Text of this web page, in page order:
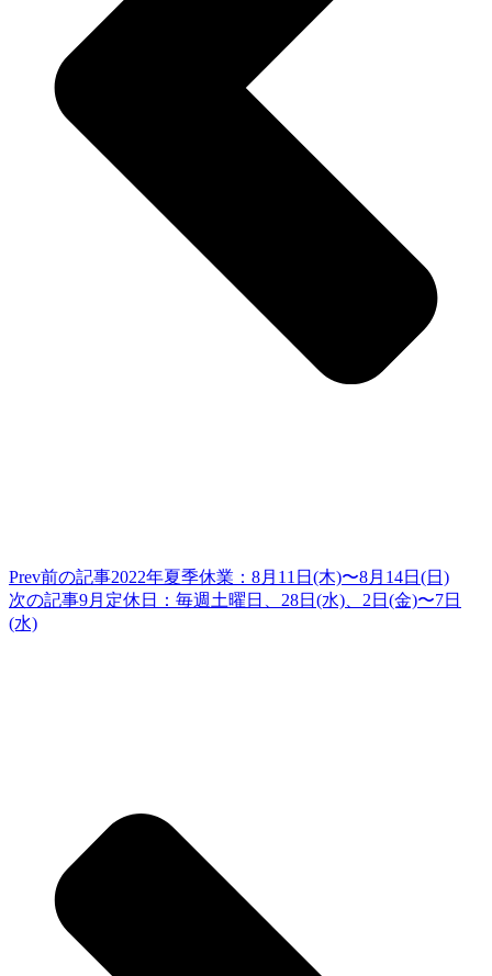
Prev前の記事2022年夏季休業：8月11日(木)〜8月14日(日)
次の記事9月定休日：毎週土曜日、28日(水)、2日(金)〜7日
(水)